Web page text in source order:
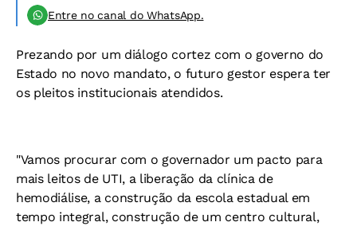
Entre no canal do WhatsApp.
Prezando por um diálogo cortez com o governo do
Estado no novo mandato, o futuro gestor espera ter
os pleitos institucionais atendidos.
"Vamos procurar com o governador um pacto para
mais leitos de UTI, a liberação da clínica de
hemodiálise, a construção da escola estadual em
tempo integral, construção de um centro cultural,